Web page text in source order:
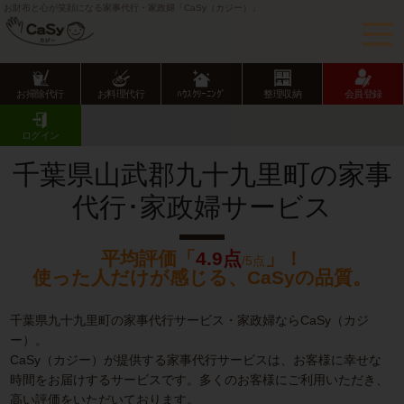
お財布と心が笑顔になる家事代行・家政婦「CaSy（カジー）」
お掃除代行 お料理代行 ﾊｳｽｸﾘｰﾆﾝｸﾞ 整理収納 会員登録
ログイン
CaSy TOP
九十九里町の家事代行･家政婦サービス
千葉県山武郡九十九里町の家事
代行･家政婦サービス
平均評価「 4.9点/5点
」！
使った人だけが感じる、CaSyの品質。
千葉県九十九里町の家事代行サービス・家政婦ならCaSy（カジ
ー）。
CaSy（カジー）が提供する家事代行サービスは、お客様に幸せな
時間をお届けするサービスです。多くのお客様にご利用いただき、
高い評価をいただいております。